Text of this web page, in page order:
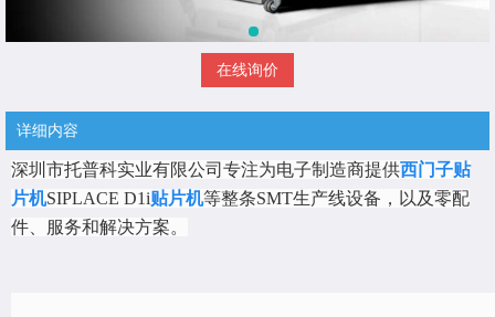
在线询价
详细内容
深圳市托普科实业有限公司专注为电子制造商提供西门子贴
片机SIPLACE D1i贴片机等整条SMT生产线设备，以及零配
件、服务和解决方案。